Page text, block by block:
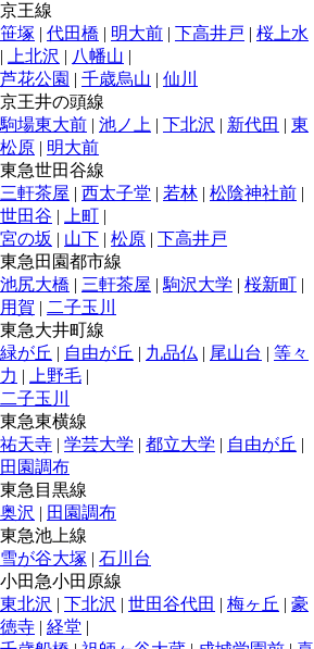
京王線
笹塚 | 代田橋 | 明大前 | 下高井戸 | 桜上水
|
上北沢 | 八幡山 |
芦花公園 | 千歳烏山 | 仙川
京王井の頭線
駒場東大前 | 池ノ上 | 下北沢 | 新代田 | 東
松原 | 明大前
東急世田谷線
三軒茶屋 | 西太子堂 | 若林 | 松陰神社前 |
世田谷 | 上町 |
宮の坂 | 山下 | 松原 | 下高井戸
東急田園都市線
池尻大橋 | 三軒茶屋 | 駒沢大学 | 桜新町 |
用賀 | 二子玉川
東急大井町線
緑が丘 | 自由が丘 | 九品仏 | 尾山台 | 等々
力 | 上野毛 |
二子玉川
東急東横線
祐天寺 | 学芸大学 | 都立大学 | 自由が丘 |
田園調布
東急目黒線
奥沢 | 田園調布
東急池上線
雪が谷大塚 | 石川台
小田急小田原線
東北沢 | 下北沢 | 世田谷代田 | 梅ヶ丘 | 豪
徳寺 | 経堂 |